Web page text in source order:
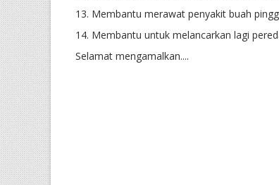
13. Membantu merawat penyakit buah
14. Membantu untuk melancarkan lagi
Selamat mengamalkan....